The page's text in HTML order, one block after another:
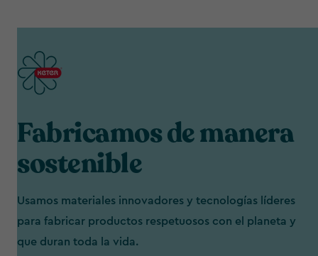
Fabricamos de manera
sostenible
Usamos materiales innovadores y tecnologías líderes
para fabricar productos respetuosos con el planeta y
que duran toda la vida.